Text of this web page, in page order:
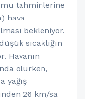
tahminlerine
hava
bekleniyor.
sıcaklığın
Havanın
olurken,
yağış
26 km/sa